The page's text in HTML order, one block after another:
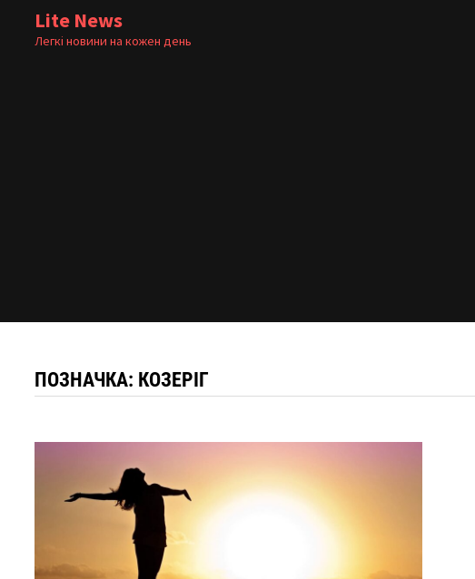
Lite News
Легкі новини на кожен день
ПОЗНАЧКА: КОЗЕРІГ